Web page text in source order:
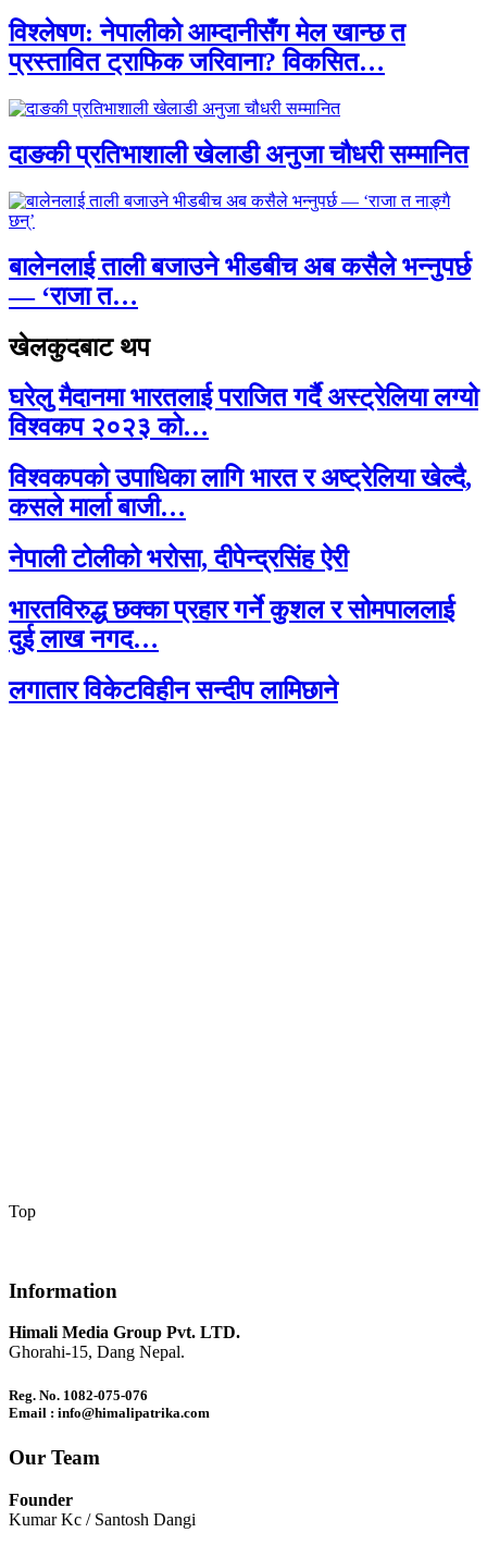
विश्लेषण: नेपालीको आम्दानीसँग मेल खान्छ त
प्रस्तावित ट्राफिक जरिवाना? विकसित…
दाङकी प्रतिभाशाली खेलाडी अनुजा चौधरी सम्मानित
बालेनलाई ताली बजाउने भीडबीच अब कसैले भन्नुपर्छ
— ‘राजा त…
खेलकुदबाट थप
घरेलु मैदानमा भारतलाई पराजित गर्दै अस्ट्रेलिया लग्यो
विश्वकप २०२३ को…
विश्वकपको उपाधिका लागि भारत र अष्ट्रेलिया खेल्दै,
कसले मार्ला बाजी…
नेपाली टोलीको भरोसा, दीपेन्द्रसिंह ऐरी
भारतविरुद्ध छक्का प्रहार गर्ने कुशल र सोमपाललाई
दुई लाख नगद…
लगातार विकेटविहीन सन्दीप लामिछाने
Top
Information
Himali Media Group Pvt. LTD.
Ghorahi-15, Dang Nepal.
Reg. No. 1082-075-076
Email : info@himalipatrika.com
Our Team
Founder
Kumar Kc / Santosh Dangi